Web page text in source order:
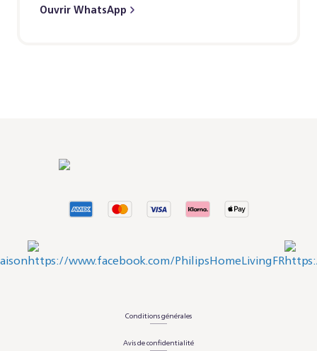
Ouvrir WhatsApp
Conditions générales
Avis de confidentialité